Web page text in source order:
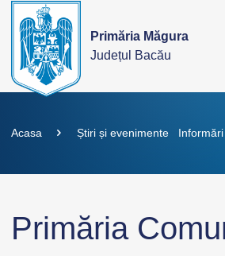
Primăria Măgura
Județul Bacău
Acasa Știri și evenimente Informări
Primăria